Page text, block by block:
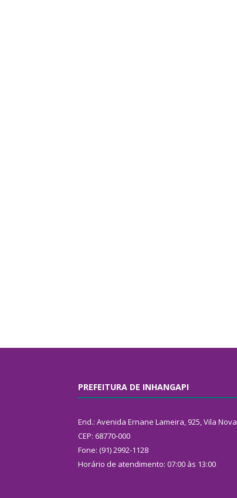
PREFEITURA DE INHANGAPI
End.: Avenida Ernane Lameira, 925, Vila Nova
CEP: 68770-000
Fone: (91) 2992-1128
Horário de atendimento: 07:00 às 13:00